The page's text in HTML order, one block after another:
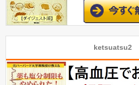
ketsuatsu2